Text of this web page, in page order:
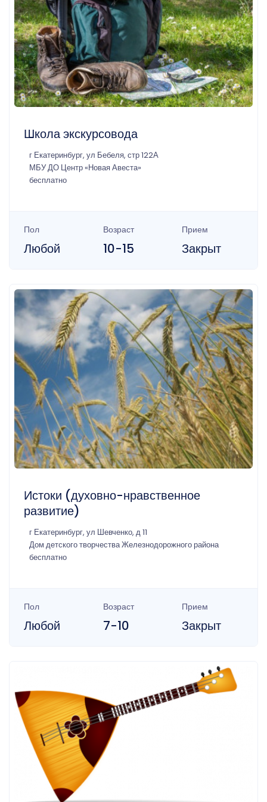
Школа экскурсовода
г Екатеринбург, ул Бебеля, стр 122А
МБУ ДО Центр «Новая Авеста»
бесплатно
Пол
Любой
Возраст
10-15
Прием
Закрыт
Истоки (духовно-нравственное
развитие)
г Екатеринбург, ул Шевченко, д 11
Дом детского творчества Железнодорожного района
бесплатно
Пол
Любой
Возраст
7-10
Прием
Закрыт